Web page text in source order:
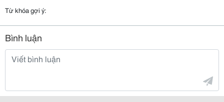
Từ khóa gợi ý:
Bình luận